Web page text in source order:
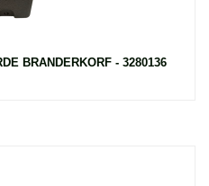
BRANDERKORF - 3280136